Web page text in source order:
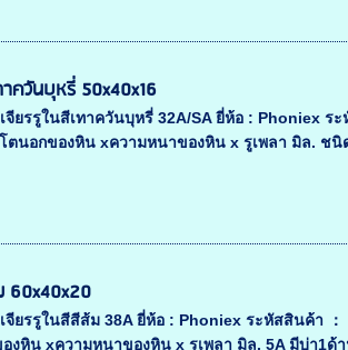
าควันบุหรี่ 50x40x16
ยรรูในสีเทาควันบุหรี่ 32A/SA ยี่ห้อ : Phoniex ร
ตนอกของหิน xความหนาของหิน x รูเพลา มิล. ชนิ
60x40x20
ยรรูในสีสีส้ม 38A ยี่ห้อ : Phoniex ระหัสสินค้า
งหิน xความหนาของหิน x รูเพลา มิล. 5A มีบ่า1ด้